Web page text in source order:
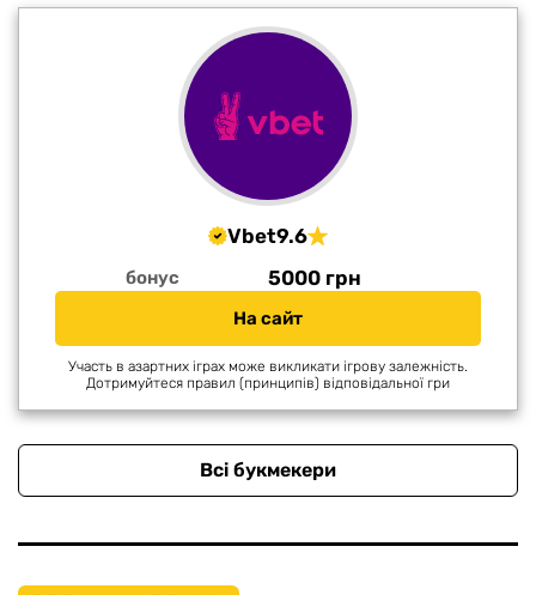
Vbet9.6
бонус 5000 грн
На сайт
Участь в азартних іграх може викликати ігрову залежність.
Дотримуйтеся правил (принципів) відповідальної гри
Всі букмекери